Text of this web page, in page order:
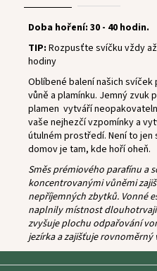
Doba hoření: 30 - 40 hodin.
TIP: Rozpusťte svíčku vždy
hodiny
Oblíbené balení našich
vůně a plamínku. Jemný zvuk
plamen vytváří
vaše nejhezčí vzpomínky a
útulném prostředí. Není to
domov je tam, kde hoří oheň.
Směs prémiového parafínu a
koncentrovanými vůněmi
nepříjemných zbytků. Vonné
naplnily místnost
zvyšuje plochu odpařování
jezírka a zajišťuje rovnoměrný